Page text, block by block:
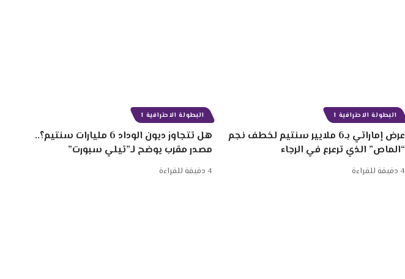
البطولة الاحترافية 1
عرض إماراتي بـ6 ملايير سنتيم لخطف نجم
“الماص” الذي ترعرع في الرجاء
4 دقيقة للقراءة
البطولة الاحترافية 1
هل تتجاوز ديون الوداد 6 مليارات سنتيم؟..
مصدر مقرب يوضح لـ”تيلي سبورت”
4 دقيقة للقراءة